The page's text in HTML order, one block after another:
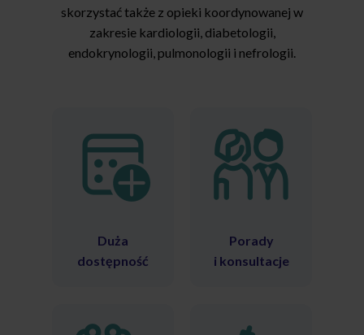
Porady
i konsultacje
Duża
dostępność
skorzystać także z opieki koordynowanej w
zakresie kardiologii, diabetologii,
endokrynologii, pulmonologii i nefrologii.